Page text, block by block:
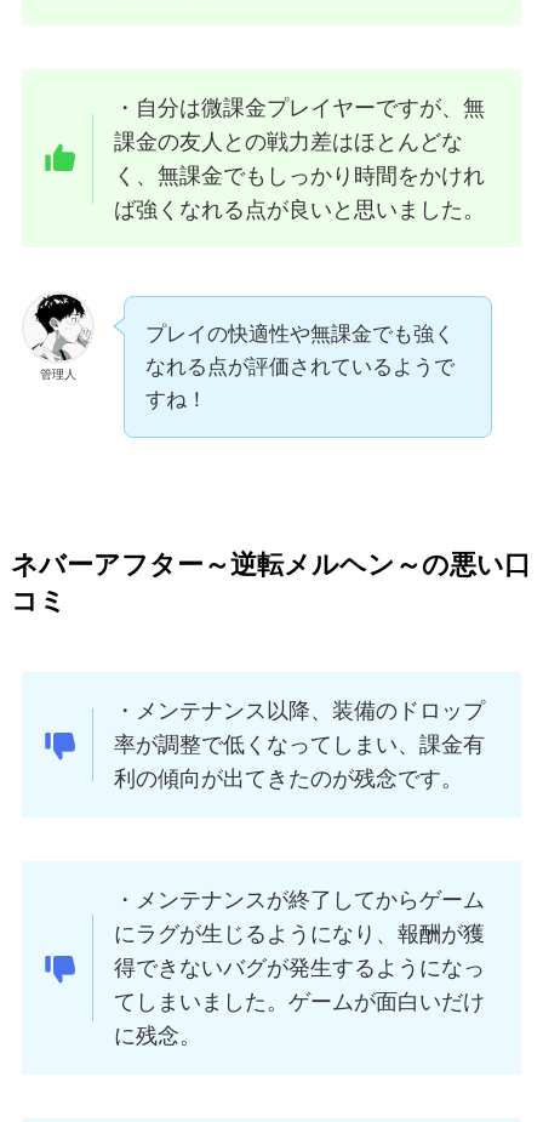
・自分は微課金プレイヤーですが、無
課金の友人との戦力差はほとんどな
く、無課金でもしっかり時間をかけれ
ば強くなれる点が良いと思いました。
管理人
プレイの快適性や無課金でも強く
なれる点が評価されているようで
すね！
ネバーアフター～逆転メルヘン～の悪い口
コミ
・メンテナンス以降、装備のドロップ
率が調整で低くなってしまい、課金有
利の傾向が出てきたのが残念です。
・メンテナンスが終了してからゲーム
にラグが生じるようになり、報酬が獲
得できないバグが発生するようになっ
てしまいました。ゲームが面白いだけ
に残念。